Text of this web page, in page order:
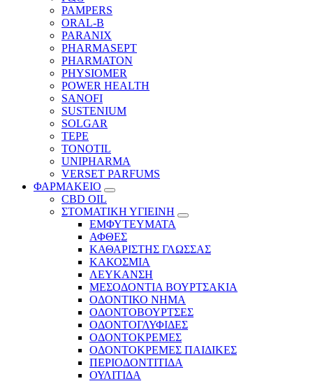
PAMPERS
ORAL-B
PARANIX
PHARMASEPT
PHARMATON
PHYSIOMER
POWER HEALTH
SANOFI
SUSTENIUM
SOLGAR
TEPE
TONOTIL
UNIPHARMA
VERSET PARFUMS
ΦΑΡΜΑΚΕΙΟ
CBD OIL
ΣΤΟΜΑΤΙΚΗ ΥΓΙΕΙΝΗ
ΕΜΦΥΤΕΥΜΑΤΑ
ΑΦΘΕΣ
ΚΑΘΑΡΙΣΤΗΣ ΓΛΩΣΣΑΣ
ΚΑΚΟΣΜΙΑ
ΛΕΥΚΑΝΣΗ
ΜΕΣΟΔΟΝΤΙΑ ΒΟΥΡΤΣΑΚΙΑ
ΟΔΟΝΤΙΚΟ ΝΗΜΑ
ΟΔΟΝΤΟΒΟΥΡΤΣΕΣ
ΟΔΟΝΤΟΓΛΥΦΙΔΕΣ
ΟΔΟΝΤΟΚΡΕΜΕΣ
ΟΔΟΝΤΟΚΡΕΜΕΣ ΠΑΙΔΙΚΕΣ
ΠΕΡΙΟΔΟΝΤΙΤΙΔΑ
ΟΥΛΙΤΙΔΑ